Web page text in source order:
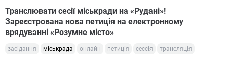
Транслювати сесії міськради на «Рудані»!
Зареєстрована нова петиція на електронному
врядуванні «Розумне місто»
засідання міськрада онлайн петиція сессія трансляція